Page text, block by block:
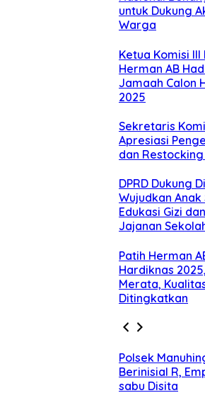
untuk Dukung
Warga
Ketua Komisi III
Herman AB
Jamaah Calon
2025
Sekretaris
Apresiasi
dan Restocking
DPRD Dukung
Wujudkan
Edukasi Gizi
Jajanan
Patih Herman
Hardiknas
Merata,
Ditingkatkan
Polsek
Berinisial R,
sabu Disita